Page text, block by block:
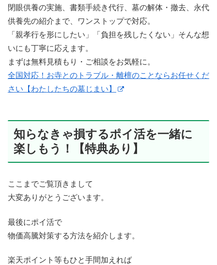
閉眼供養の実施、書類手続き代行、墓の解体・撤去、永代
供養先の紹介まで、ワンストップで対応。
「親孝行を形にしたい」「負担を残したくない」そんな想
いにも丁寧に応えます。
まずは無料見積もり・ご相談をお気軽に。
全国対応！お寺とのトラブル・離檀のことならお任せくだ
さい【わたしたちの墓じまい】
知らなきゃ損するポイ活を一緒に
楽しもう！【特典あり】
ここまでご覧頂きまして
大変ありがとうございます。
最後にポイ活で
物価高騰対策する方法を紹介します。
楽天ポイント等もひと手間加えれば